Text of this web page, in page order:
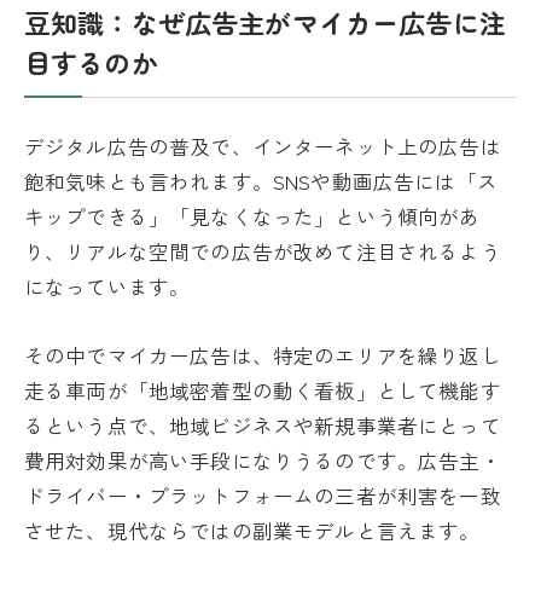
豆知識：なぜ広告主がマイカー広告に注
目するのか
デジタル広告の普及で、インターネット上の広告は
飽和気味とも言われます。SNSや動画広告には「ス
キップできる」「見なくなった」という傾向があ
り、リアルな空間での広告が改めて注目されるよう
になっています。
その中でマイカー広告は、特定のエリアを繰り返し
走る車両が「地域密着型の動く看板」として機能す
るという点で、地域ビジネスや新規事業者にとって
費用対効果が高い手段になりうるのです。広告主・
ドライバー・プラットフォームの三者が利害を一致
させた、現代ならではの副業モデルと言えます。